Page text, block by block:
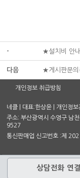
- ★설치비 안내
다음 ★게시판문의
개인정보 취급방침
네클 | 대표:한상윤 | 개인정
주소: 부산광역시 수영구 남
9527
통신판매업 신고번호 :제
상담전화 연결